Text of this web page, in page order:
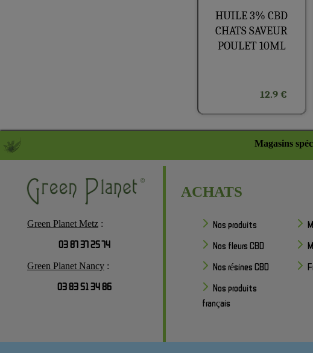
HUILE 3% CBD
CHATS SAVEUR
POULET 10ML
12.9 €
Magasins
Green Planet Metz :
03 87 37 25 74
Green Planet Nancy :
03 83 51 34 86
ACHATS
Nos produits
Nos fleurs CBD
Nos résines CBD
Nos produits
français